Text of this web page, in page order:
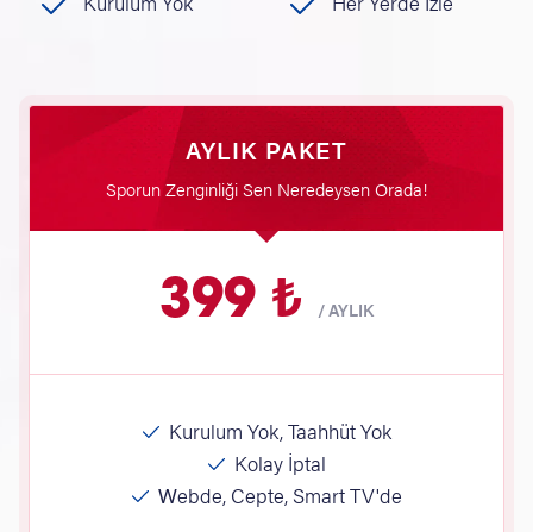
AYLIK PAKET
Sporun Zenginliği Sen Neredeysen Orada!
399 ₺ /AYLIK
Kurulum Yok, Taahhüt Yok
Kolay İptal
Webde, Cepte, Smart TV'de